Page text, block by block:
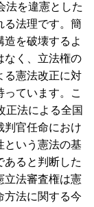
法を違憲とした
る法理です。簡
を破壊するよ
なく、立法権の
る憲法改正に対
ています。こ
正法による全国
判官任命におけ
という憲法の基
あると判断した
立法審査権は憲
方法に関する今